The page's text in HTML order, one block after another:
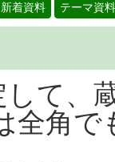
新着資料 テーマ資料
て、
全角